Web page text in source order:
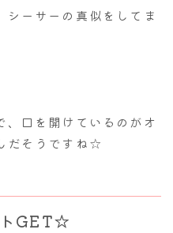
シーサーの真似をしてま
、口を開けているのがオ
だそうですね☆
GET☆